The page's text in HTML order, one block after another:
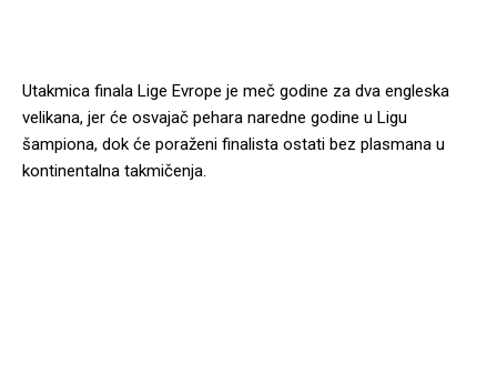
Utakmica finala Lige Evrope je meč godine za dva engleska
velikana, jer će osvajač pehara naredne godine u Ligu
šampiona, dok će poraženi finalista ostati bez plasmana u
kontinentalna takmičenja.